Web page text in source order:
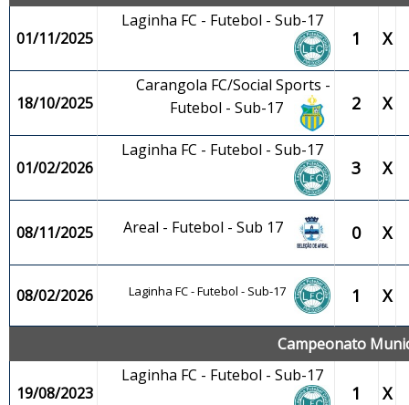
01/11/2025
Laginha FC - Futebol - Sub-17
1 X
18/10/2025
Carangola FC/Social Sports -
Futebol - Sub-17
2 X
01/02/2026
Laginha FC - Futebol - Sub-17
3 X
08/11/2025 Areal - Futebol - Sub 17 0 X
08/02/2026 Laginha FC - Futebol - Sub-17 1 X
Campeonato
19/08/2023
Laginha FC - Futebol - Sub-17
1 X